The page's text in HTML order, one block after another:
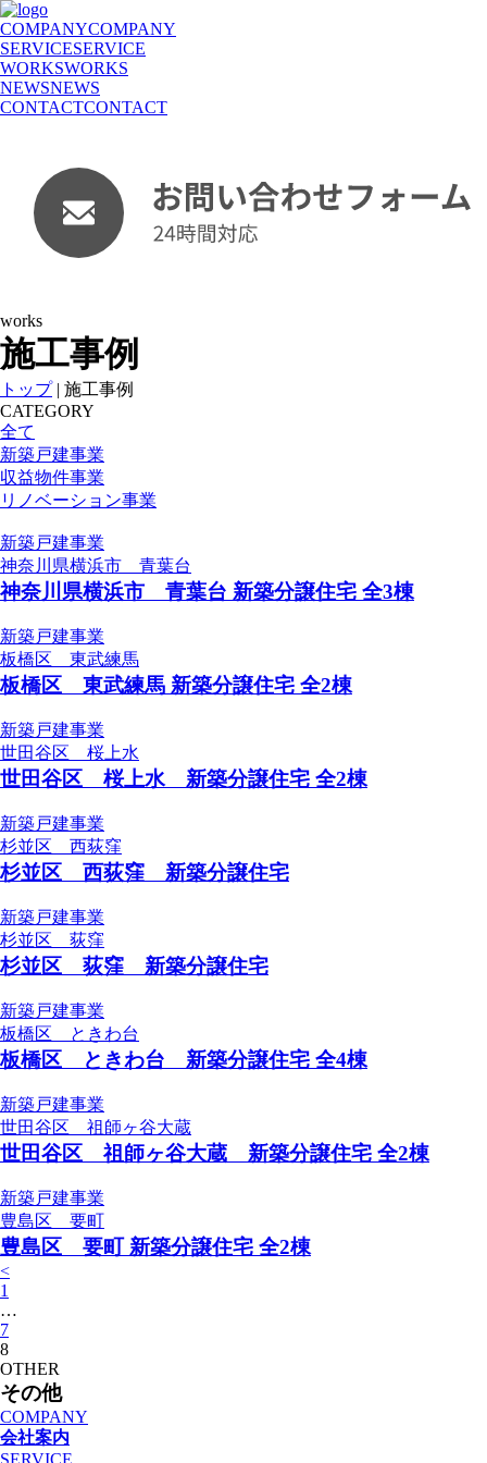
COMPANYCOMPANY
SERVICESERVICE
WORKSWORKS
NEWSNEWS
CONTACTCONTACT
works
施工事例
トップ| 施工事例
CATEGORY
全て
新築戸建事業
収益物件事業
リノベーション事業
新築戸建事業
神奈川県横浜市 青葉台
神奈川県横浜市 青葉台 新築分譲住宅 全3棟
新築戸建事業
板橋区 東武練馬
板橋区 東武練馬 新築分譲住宅 全2棟
新築戸建事業
世田谷区 桜上水
世田谷区 桜上水 新築分譲住宅 全2棟
新築戸建事業
杉並区 西荻窪
杉並区 西荻窪 新築分譲住宅
新築戸建事業
杉並区 荻窪
杉並区 荻窪 新築分譲住宅
新築戸建事業
板橋区 ときわ台
板橋区 ときわ台 新築分譲住宅 全4棟
新築戸建事業
世田谷区 祖師ヶ谷大蔵
世田谷区 祖師ヶ谷大蔵 新築分譲住宅 全2棟
新築戸建事業
豊島区 要町
豊島区 要町 新築分譲住宅 全2棟
<
1
…
7
8
OTHER
その他
COMPANY
会社案内
SERVICE